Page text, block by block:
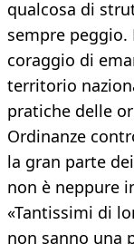
qualcosa di
sempre peggio.
coraggio di
territorio
pratiche delle
Ordinanze
la gran parte
non è neppure
«Tantissimi di
non sanno una